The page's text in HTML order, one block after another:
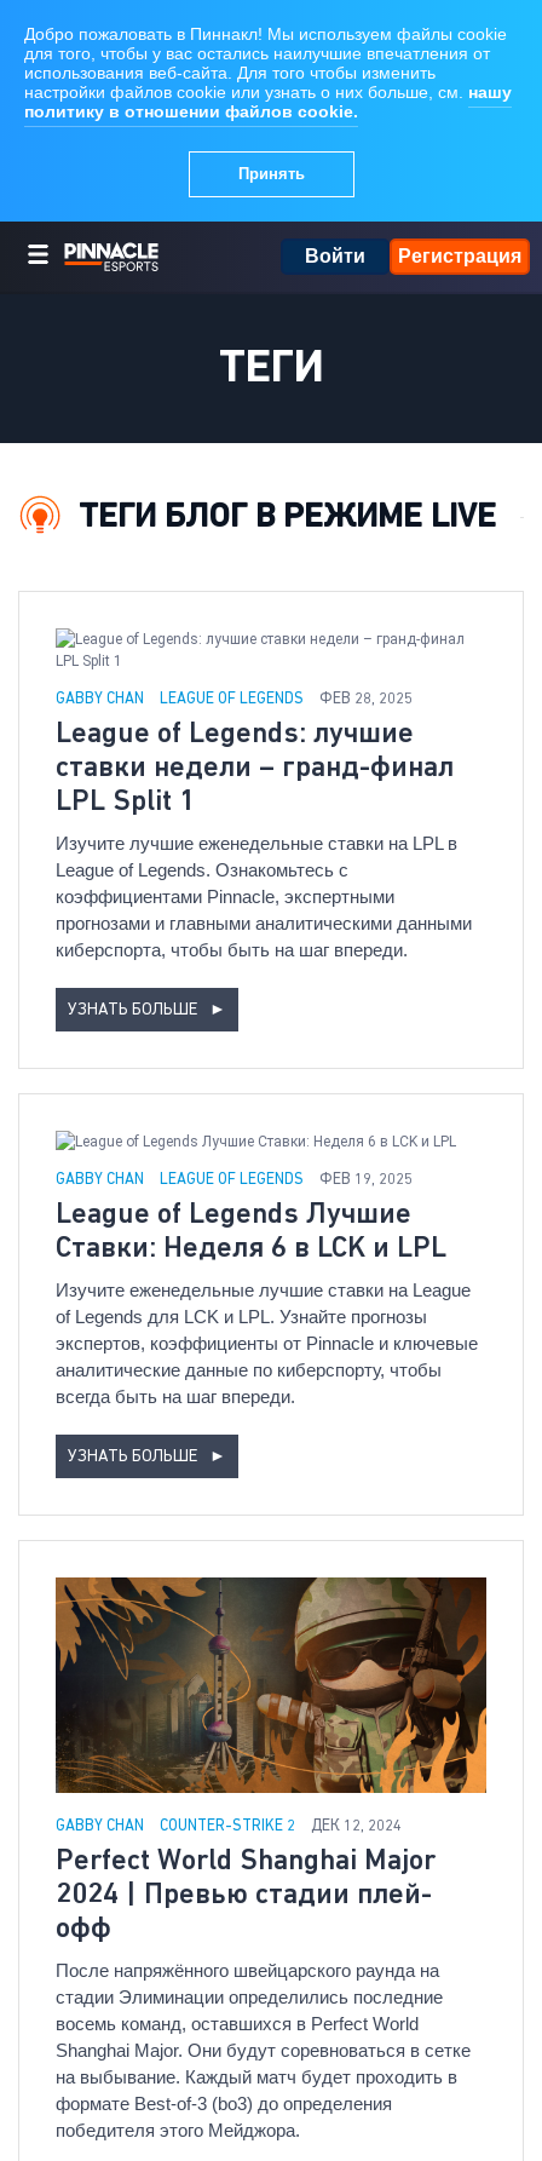
Войти Регистрация
ТЕГИ
ТЕГИ БЛОГ В РЕЖИМЕ LIVE
GABBY CHAN LEAGUE OF LEGENDS ФЕВ 28, 2025
League of Legends: лучшие
ставки недели – гранд-финал
LPL Split 1
Изучите лучшие еженедельные ставки на LPL в
League of Legends. Ознакомьтесь с
коэффициентами Pinnacle, экспертными
прогнозами и главными аналитическими данными
киберспорта, чтобы быть на шаг впереди.
УЗНАТЬ БОЛЬШЕ ►
GABBY CHAN LEAGUE OF LEGENDS ФЕВ 19, 2025
League of Legends Лучшие
Ставки: Неделя 6 в LCK и LPL
Изучите еженедельные лучшие ставки на League
of Legends для LCK и LPL. Узнайте прогнозы
экспертов, коэффициенты от Pinnacle и ключевые
аналитические данные по киберспорту, чтобы
всегда быть на шаг впереди.
УЗНАТЬ БОЛЬШЕ ►
GABBY CHAN COUNTER-STRIKE 2 ДЕК 12, 2024
Perfect World Shanghai Major
2024 | Превью стадии плей-
офф
После напряжённого швейцарского раунда на
стадии Элиминации определились последние
восемь команд, оставшихся в Perfect World
Shanghai Major. Они будут соревноваться в сетке
на выбывание. Каждый матч будет проходить в
формате Best-of-3 (bo3) до определения
победителя этого Мейджора.